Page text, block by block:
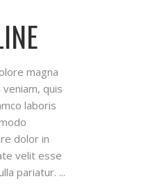
magna
veniam, quis
laboris
dolor in
velit esse
pariatur.